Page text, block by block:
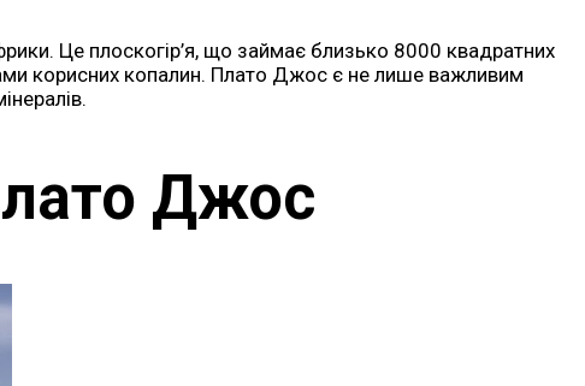
Це плоскогір’я, що займає близько 8000 квадратних
корисних копалин. Плато Джос є не лише важливим
Джос